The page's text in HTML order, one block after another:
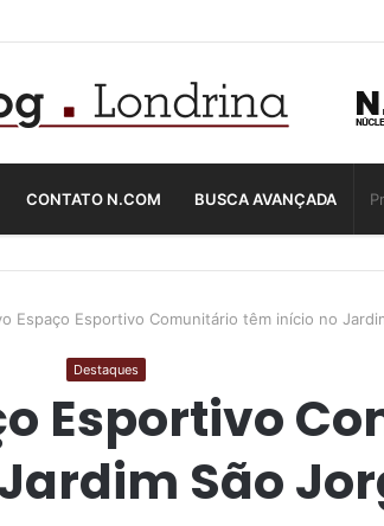
CONTATO N.COM BUSCA AVANÇADA
Espaço Esportivo Comunitário têm início no
Destaques
Esportivo
São